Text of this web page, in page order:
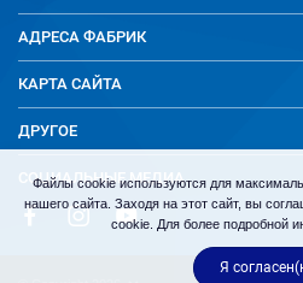
АДРЕСА ФАБРИК
КАРТА САЙТА
ДРУГОЕ
СОЦИАЛЬНЫЕ МЕДИА
Файлы cookie используются для
нашего сайта. Заходя на этот сайт, вы
cookie. Для более подробной
Я